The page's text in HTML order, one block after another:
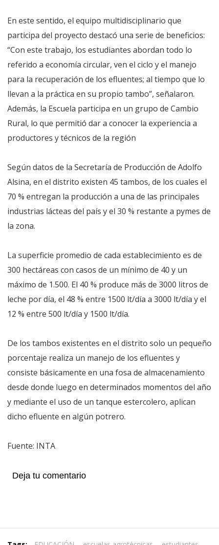
En este sentido, el equipo multidisciplinario que
participa del proyecto destacó una serie de beneficios:
“Con este trabajo, los estudiantes abordan todo lo
referido a economía circular, ven el ciclo y el manejo
para la recuperación de los efluentes; al tiempo que lo
llevan a la práctica en su propio tambo”, señalaron.
Además, la Escuela participa en un grupo de Cambio
Rural, lo que permitió dar a conocer la experiencia a
productores y técnicos de la región
Según datos de la Secretaría de Producción de Adolfo
Alsina, en el distrito existen 45 tambos, de los cuales el
70 % entregan la producción a una de las principales
industrias lácteas del país y el 30 % restante a pymes de
la zona.
La superficie promedio de cada establecimiento es de
300 hectáreas con casos de un mínimo de 40 y un
máximo de 1.500. El 40 % produce más de 3000 litros de
leche por día, el 48 % entre 1500 lt/día a 3000 lt/día y el
12 % entre 500 lt/día y 1500 lt/día.
De los tambos existentes en el distrito solo un pequeño
porcentaje realiza un manejo de los efluentes y
consiste básicamente en una fosa de almacenamiento
desde donde luego en determinados momentos del año
y mediante el uso de un tanque estercolero, aplican
dicho efluente en algún potrero.
Fuente: INTA
Deja tu comentario